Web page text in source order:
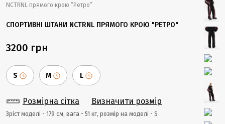
NCTRNL прямого крою “Ретро”
СПОРТИВНІ ШТАНИ NCTRNL ПРЯМОГО КРОЮ "РЕТРО"
3200 грн
S M L
Розмірна сітка Визначити розмір
Зріст моделі - 179 cм, вага - 51 кг, розмір на моделі - S